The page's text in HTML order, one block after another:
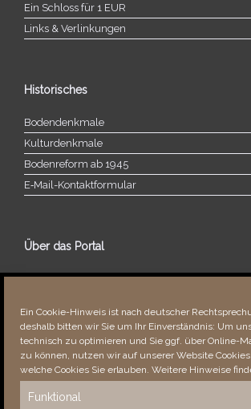
Ein Cookie-Hinweis ist nach deutscher
deshalb bitten wir Sie um Ihr Einverständnis: Um
technisch zu optimieren und Sie ggf. über Online-
zu können, nutzen wir auf unserer Website
welche Cookies Sie erlauben. Weitere Hinweise
Funktional
Ein Schloss für 1 EUR
Links & Verlinkungen
Historisches
Bodendenkmale
Kulturdenkmale
Bodenreform ab 1945
E‑Mail-​​Kontaktformular
Über das Portal
Über dieses Portal
Fehler bemerkt?
Besucher seit 08/​2021